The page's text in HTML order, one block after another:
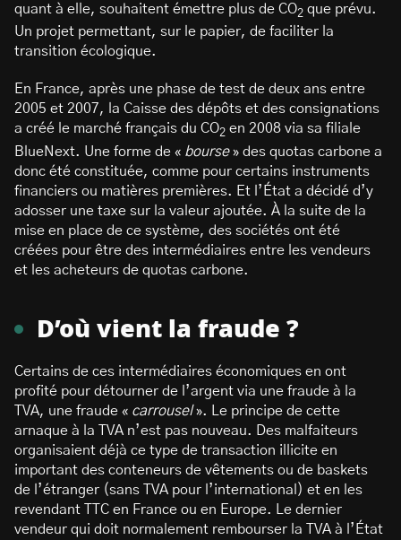
quant à elle, souhaitent émettre plus de CO2 que prévu.
Un projet permettant, sur le papier, de faciliter la
transition écologique.
En France, après une phase de test de deux ans entre
2005 et 2007, la Caisse des dépôts et des consignations
a créé le marché français du CO2 en 2008 via sa filiale
BlueNext. Une forme de « bourse» des quotas carbone a
donc été constituée, comme pour certains instruments
financiers ou matières premières. Et l’État a décidé d’y
adosser une taxe sur la valeur ajoutée. À la suite de la
mise en place de ce système, des sociétés ont été
créées pour être des intermédiaires entre les vendeurs
et les acheteurs de quotas carbone.
D’où vient la fraude ?
Certains de ces intermédiaires économiques en ont
profité pour détourner de l’argent via une fraude à la
TVA, une fraude « carrousel». Le principe de cette
arnaque à la TVA n’est pas nouveau. Des malfaiteurs
organisaient déjà ce type de transaction illicite en
important des conteneurs de vêtements ou de baskets
de l’étranger (sans TVA pour l’international) et en les
revendant TTC en France ou en Europe. Le dernier
vendeur qui doit normalement rembourser la TVA à l’État